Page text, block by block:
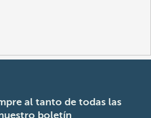
al tanto de todas las
boletín